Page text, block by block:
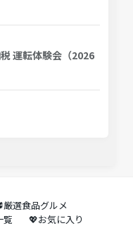
運転体験会（2026
厳選食品グルメ
覧
💖お気に入り